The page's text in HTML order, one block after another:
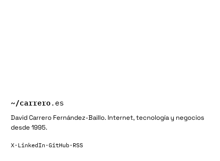
~/carrero.es
David Carrero Fernández-Baillo. Internet, tecnología y negocios
desde 1995.
X· LinkedIn·GitHub· RSS